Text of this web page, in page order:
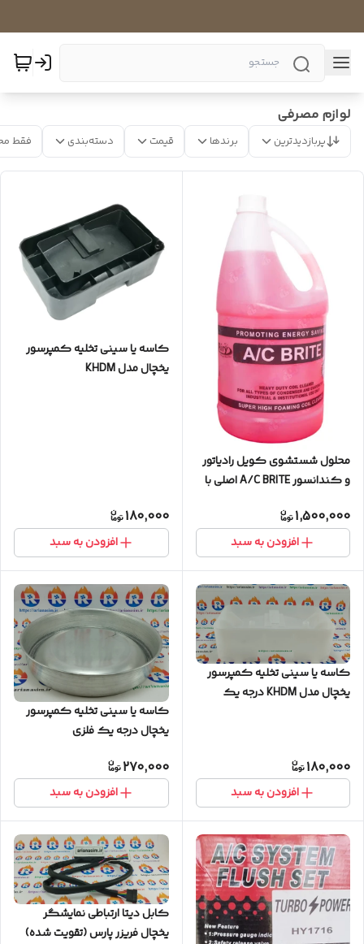
لوازم مصرفی
پربازدیدترین برندها قیمت دسته‌بندی فقط
محلول شستشوی کویل رادیاتور
و کندانسور A/C BRITE اصلی با
1,500,000
افزودن به سبد
کاسه یا سینی تخلیه کمپرسور
یخچال مدل KHDM
180,000
افزودن به سبد
کاسه یا سینی تخلیه کمپرسور
یخچال مدل KHDM درجه یک
180,000
افزودن به سبد
کاسه یا سینی تخلیه کمپرسور
یخچال درجه یک فلزی
270,000
افزودن به سبد
کابل دیتا ارتباطی نمایشگر
یخچال فریزر پارس (تقویت شده)